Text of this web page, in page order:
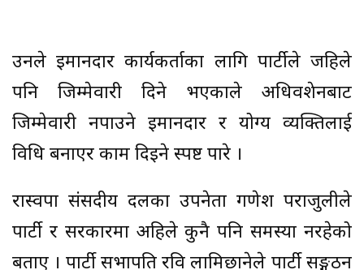
उनले इमानदार कार्यकर्ताका लागि पार्टीले जहिले
पनि जिम्मेवारी दिने भएकाले अधिवशेनबाट
जिम्मेवारी नपाउने इमानदार र योग्य व्यक्तिलाई
विधि बनाएर काम दिइने स्पष्ट पारे ।
रास्वपा संसदीय दलका उपनेता गणेश पराजुलीले
पार्टी र सरकारमा अहिले कुनै पनि समस्या नरहेको
बताए । पार्टी सभापति रवि लामिछानेले पार्टी सङ्गठन